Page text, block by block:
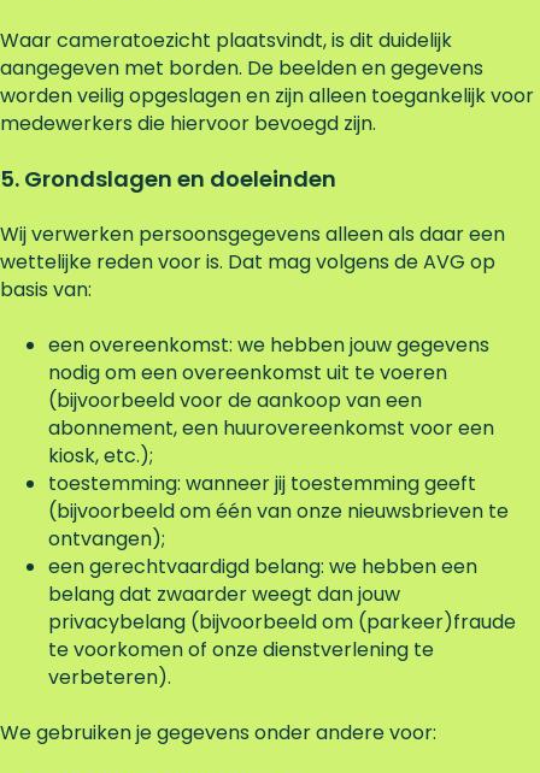
Waar cameratoezicht plaatsvindt, is dit duidelijk
aangegeven met borden. De beelden en gegevens
worden veilig opgeslagen en zijn alleen toegankelijk voor
medewerkers die hiervoor bevoegd zijn.
5. Grondslagen en doeleinden
Wij verwerken persoonsgegevens alleen als daar een
wettelijke reden voor is. Dat mag volgens de AVG op
basis van:
een overeenkomst: we hebben jouw gegevens
nodig om een overeenkomst uit te voeren
(bijvoorbeeld voor de aankoop van een
abonnement, een huurovereenkomst voor een
kiosk, etc.);
toestemming: wanneer jij toestemming geeft
(bijvoorbeeld om één van onze nieuwsbrieven te
ontvangen);
een gerechtvaardigd belang: we hebben een
belang dat zwaarder weegt dan jouw
privacybelang (bijvoorbeeld om (parkeer)fraude
te voorkomen of onze dienstverlening te
verbeteren).
We gebruiken je gegevens onder andere voor: